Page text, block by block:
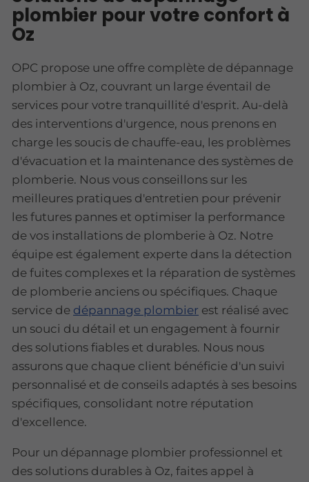
plombier pour votre confort à
Oz
OPC propose une offre complète de dépannage
plombier à Oz, couvrant un large éventail de
services pour votre tranquillité d'esprit. Au-delà
des interventions d'urgence, nous prenons en
charge les soucis de chauffe-eau, les problèmes
d'évacuation et la maintenance des systèmes de
plomberie. Nous vous conseillons sur les
meilleures pratiques d'entretien pour prévenir
les futures pannes et optimiser la performance
de vos installations de plomberie à Oz. Notre
équipe est également experte dans la détection
de fuites complexes et la réparation de systèmes
de plomberie anciens ou spécifiques. Chaque
service de dépannage plombier est réalisé avec
un souci du détail et un engagement à fournir
des solutions fiables et durables. Nous nous
assurons que chaque client bénéficie d'un suivi
personnalisé et de conseils adaptés à ses besoins
spécifiques, consolidant notre réputation
d'excellence.
Pour un dépannage plombier professionnel et
des solutions durables à Oz, faites appel à